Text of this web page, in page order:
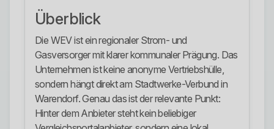
Überblick
Die WEV ist ein regionaler Strom- und
Gasversorger mit klarer kommunaler Prägung. Das
Unternehmen ist keine anonyme Vertriebshülle,
sondern hängt direkt am Stadtwerke-Verbund in
Warendorf. Genau das ist der relevante Punkt:
Hinter dem Anbieter steht kein beliebiger